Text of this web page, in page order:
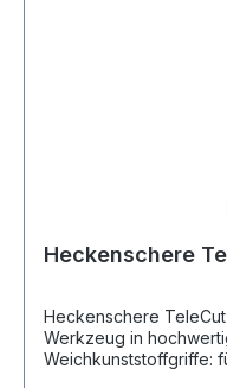
Heckenschere
Heckenschere
Werkzeug in
Weichkunststoffgriffe: